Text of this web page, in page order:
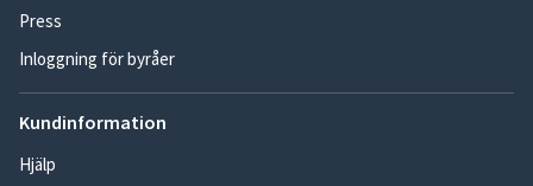
Press
Inloggning för byråer
Kundinformation
Hjälp